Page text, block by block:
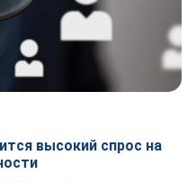
высокий спрос на